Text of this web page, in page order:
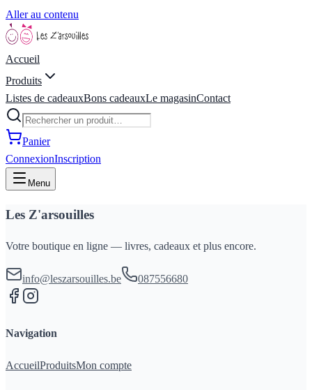
Aller au contenu
Accueil
Produits
Listes de cadeauxBons cadeauxLe magasinContact
Panier
ConnexionInscription
Menu
Les Z'arsouilles
Votre boutique en ligne — livres, cadeaux et plus encore.
info@leszarsouilles.be 087556680
Navigation
AccueilProduitsMon compte